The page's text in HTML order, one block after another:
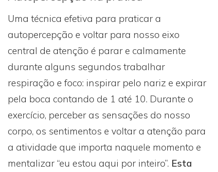
Uma técnica efetiva para praticar a
autopercepção e voltar para nosso eixo
central de atenção é parar e calmamente
durante alguns segundos trabalhar
respiração e foco: inspirar pelo nariz e expirar
pela boca contando de 1 até 10. Durante o
exercício, perceber as sensações do nosso
corpo, os sentimentos e voltar a atenção para
a atividade que importa naquele momento e
mentalizar “eu estou aqui por inteiro”. Esta